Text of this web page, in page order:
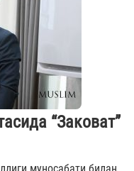
“Заковат”